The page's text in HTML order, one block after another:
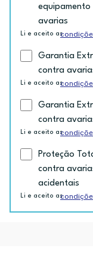
equipamento
avarias
Li e aceito as
Garantia
contra
Li e aceito as
Garantia
contra
Li e aceito as
Proteção
contra
acidentais
Li e aceito as